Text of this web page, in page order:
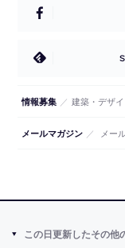
情報募集 ／ 建築・デザ
メールマガジン ／ メー
この日更新したその他